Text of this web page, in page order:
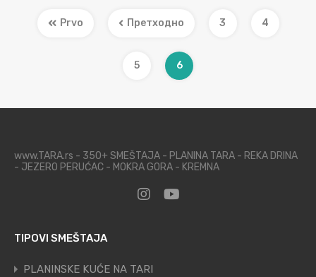
Prvo Претходно 3 4
5 6
www.TARA.rs - 350+ SMEŠTAJA - PLANINA TARA - REKA DRINA
- JEZERO PERUĆAC - MOKRA GORA - KREMNA
TIPOVI SMEŠTAJA
PLANINSKE KUĆE NA TARI